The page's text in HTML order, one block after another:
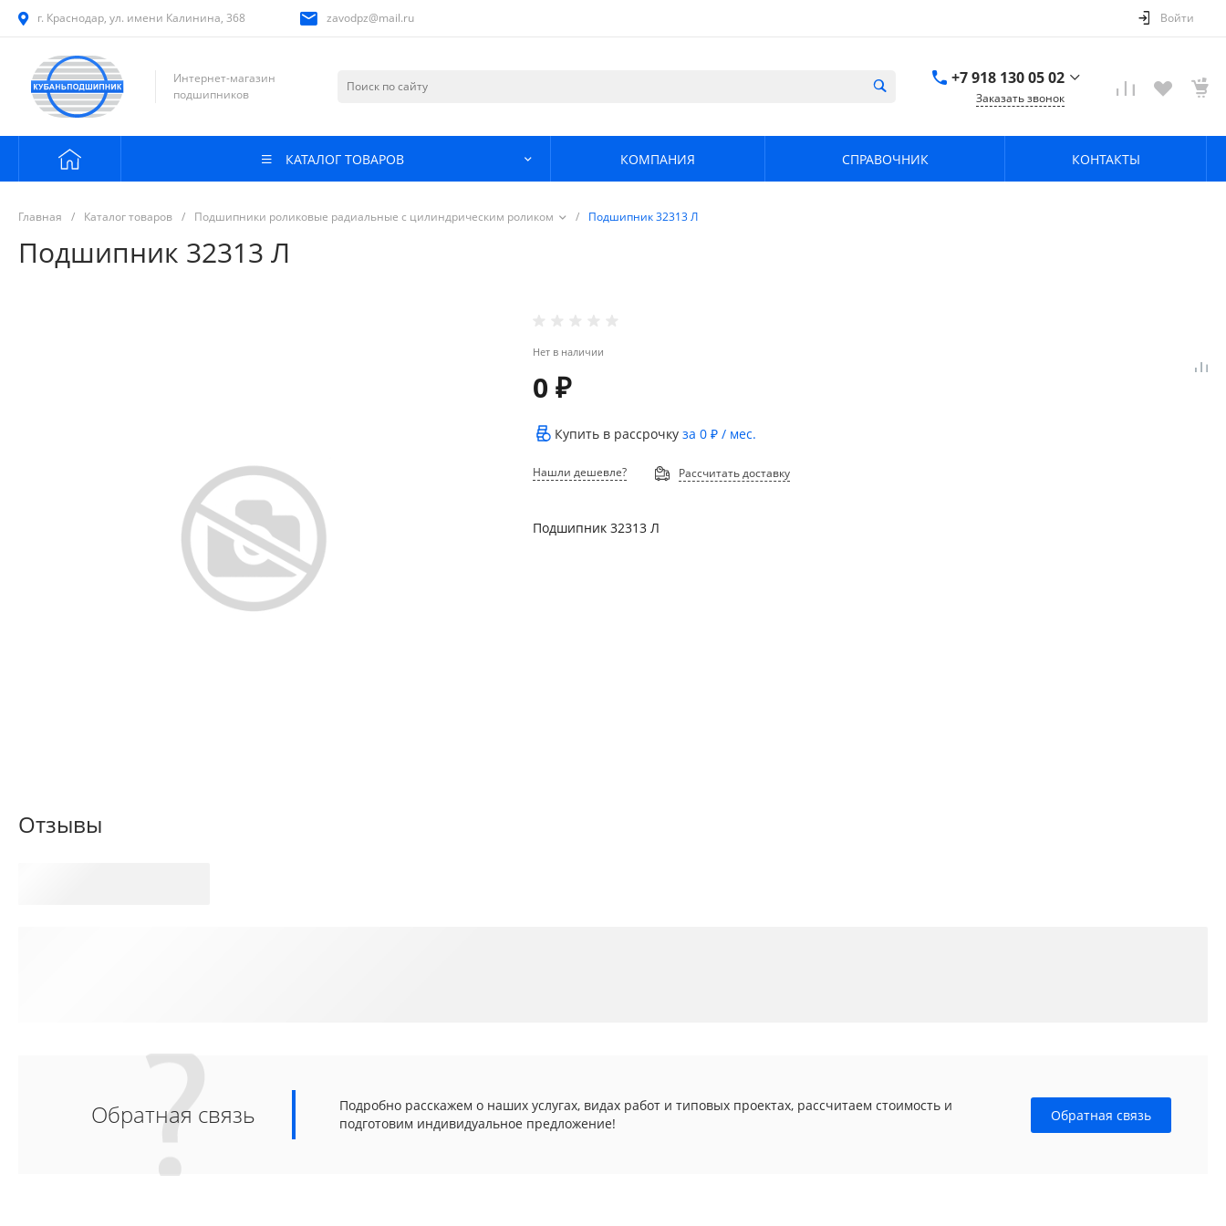
г. Краснодар, ул. имени Калинина, 368 zavodpz@mail.ru Войти
Интернет-магазин
подшипников
+7 918 130 05 02
Заказать звонок
КАТАЛОГ ТОВАРОВ КОМПАНИЯ СПРАВОЧНИК КОНТАКТЫ
Главная / Каталог товаров / Подшипники роликовые радиальные с цилиндрическим роликом / Подшипник 32313 Л
Подшипник 32313 Л
Нет в наличии
0 ₽
Купить в рассрочкуза0 ₽ / мес.
Нашли дешевле? Рассчитать доставку
Подшипник 32313 Л
Отзывы
Обратная связь
Подробно расскажем о наших услугах, видах работ и типовых проектах, рассчитаем стоимость и
подготовим индивидуальное предложение!
Обратная связь